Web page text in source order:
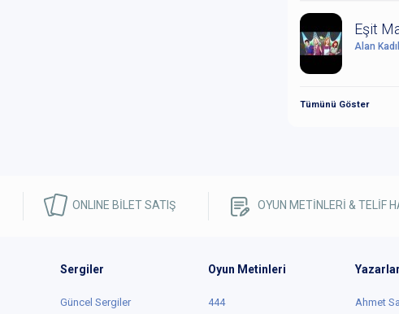
Eşit
Alan
Tümünü Göster
ONLINE BİLET SATIŞ OYUN METİNLERİ & TELİF
Sergiler
Güncel Sergiler
Oyun Metinleri
444
Yazarlar
Ahmet